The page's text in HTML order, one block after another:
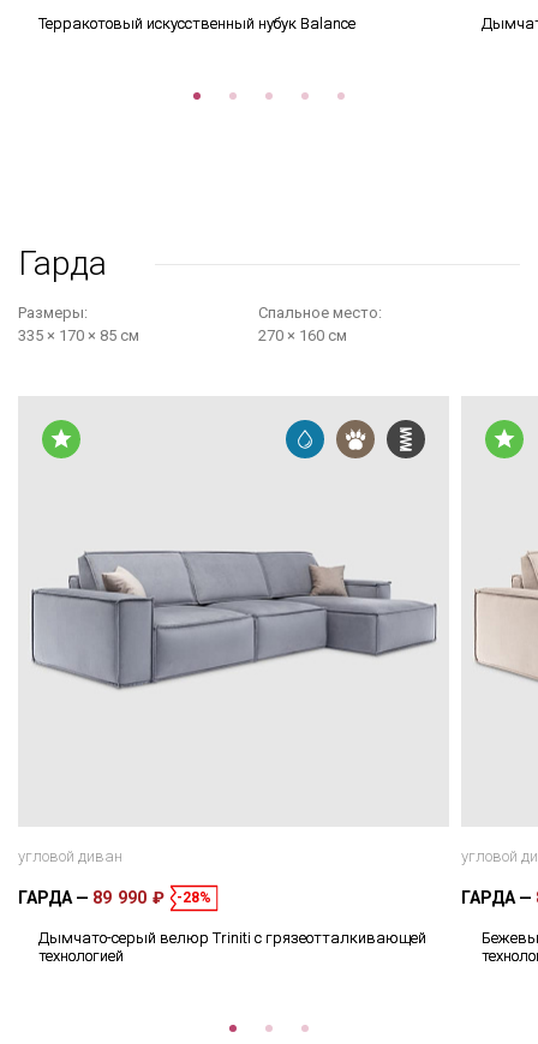
Терракотовый искусственный нубук Balance
Гарда
Размеры:
335 × 170 × 85 см
Cпальное место:
270 × 160 см
угловой диван
ГАРДА 89 990 ₽ -28%
Дымчато-серый велюр Triniti с грязеотталкивающей
технологией
угловой
ГАРДА